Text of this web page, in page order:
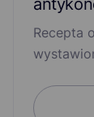
Recepta